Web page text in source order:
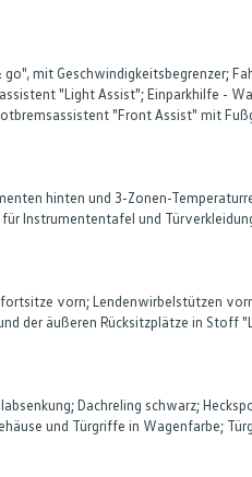
mit Geschwindigkeitsbegrenzer;
"Light Assist"; Einparkhilfe -
"Front Assist" mit
hinten und 3-Zonen-
Instrumententafel und
vorn; Lendenwirbelstützen
der äußeren Rücksitzplätze in Stoff
Dachreling schwarz;
und Türgriffe in Wagenfarbe;